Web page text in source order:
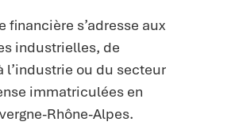
financière s’adresse aux
industrielles, de
l’industrie ou du secteur
immatriculées en
Rhône-Alpes.